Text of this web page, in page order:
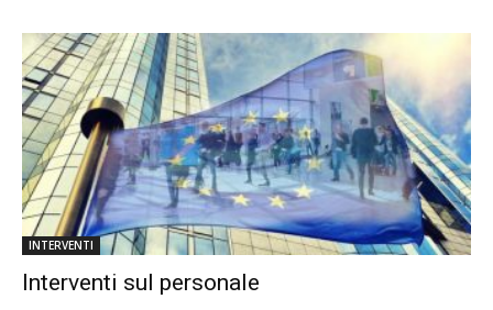
INTERVENTI
Interventi sul personale